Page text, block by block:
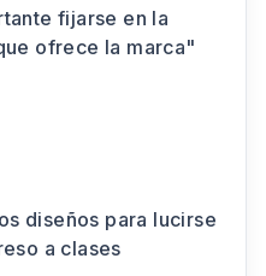
fijarse en la
ofrece la marca"
diseños para lucirse
a clases